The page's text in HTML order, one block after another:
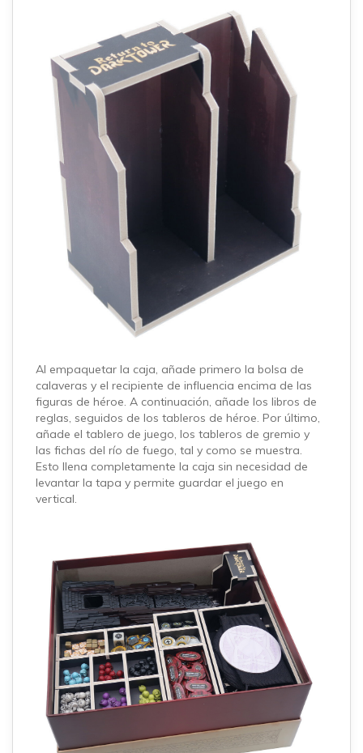
Al empaquetar la caja, añade primero la bolsa de
calaveras y el recipiente de influencia encima de las
figuras de héroe. A continuación, añade los libros de
reglas, seguidos de los tableros de héroe. Por último,
añade el tablero de juego, los tableros de gremio y
las fichas del río de fuego, tal y como se muestra.
Esto llena completamente la caja sin necesidad de
levantar la tapa y permite guardar el juego en
vertical.